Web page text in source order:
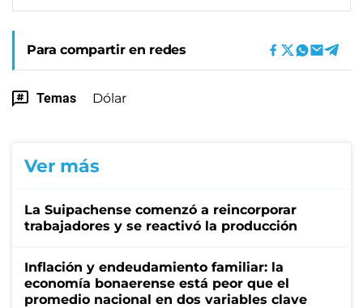
Para compartir en redes
Temas Dólar
Ver más
La Suipachense comenzó a reincorporar
trabajadores y se reactivó la producción
Inflación y endeudamiento familiar: la
economía bonaerense está peor que el
promedio nacional en dos variables clave